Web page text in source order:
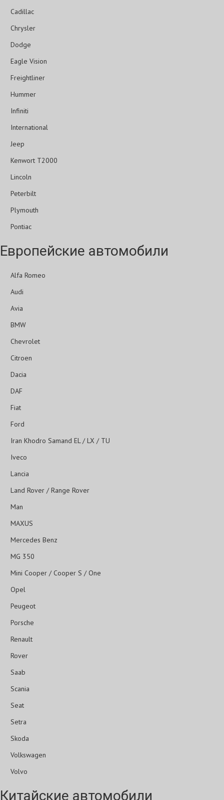
Cadillac
Chrysler
Dodge
Eagle Vision
Freightliner
Hummer
Infiniti
International
Jeep
Kenwort T2000
Lincoln
Peterbilt
Plymouth
Pontiac
Европейские автомобили
Alfa Romeo
Audi
Avia
BMW
Chevrolet
Citroen
Dacia
DAF
Fiat
Ford
Iran Khodro Samand EL / LX / TU
Iveco
Lancia
Land Rover / Range Rover
Man
MAXUS
Mercedes Benz
MG 350
Mini Cooper / Cooper S / One
Opel
Peugeot
Porsche
Renault
Rover
Saab
Scania
Seat
Setra
Skoda
Volkswagen
Volvo
Китайские автомобили